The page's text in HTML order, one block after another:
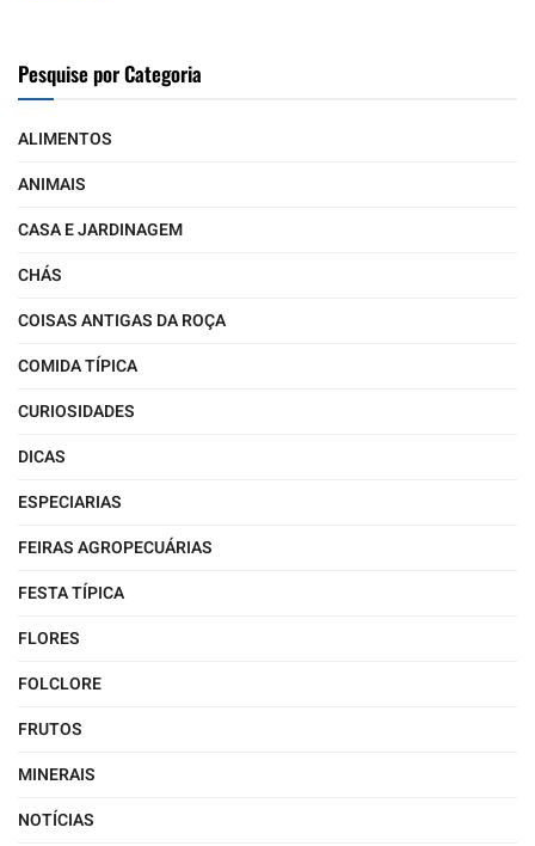
Pesquise por Categoria
ALIMENTOS
ANIMAIS
CASA E JARDINAGEM
CHÁS
COISAS ANTIGAS DA ROÇA
COMIDA TÍPICA
CURIOSIDADES
DICAS
ESPECIARIAS
FEIRAS AGROPECUÁRIAS
FESTA TÍPICA
FLORES
FOLCLORE
FRUTOS
MINERAIS
NOTÍCIAS